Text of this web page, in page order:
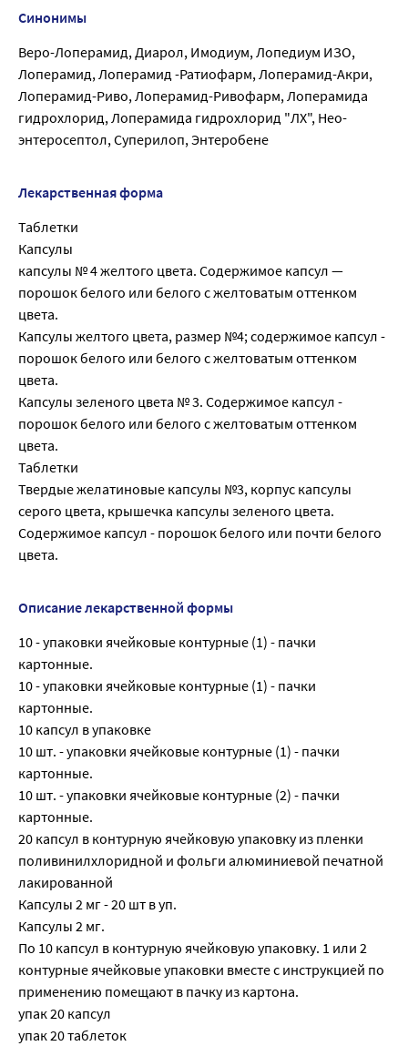
Синонимы
Веро-Лоперамид, Диарол, Имодиум, Лопедиум ИЗО,
Лоперамид, Лоперамид -Ратиофарм, Лоперамид-Акри,
Лоперамид-Риво, Лоперамид-Ривофарм, Лоперамида
гидрохлорид, Лоперамида гидрохлорид "ЛХ", Нео-
энтеросептол, Суперилоп, Энтеробене
Лекарственная форма
Таблетки
Капсулы
капсулы № 4 желтого цвета. Содержимое капсул —
порошок белого или белого с желтоватым оттенком
цвета.
Капсулы желтого цвета, размер №4; содержимое капсул -
порошок белого или белого с желтоватым оттенком
цвета.
Капсулы зеленого цвета № 3. Содержимое капсул -
порошок белого или белого с желтоватым оттенком
цвета.
Таблетки
Твердые желатиновые капсулы №3, корпус капсулы
серого цвета, крышечка капсулы зеленого цвета.
Содержимое капсул - порошок белого или почти белого
цвета.
Описание лекарственной формы
10 - упаковки ячейковые контурные (1) - пачки
картонные.
10 - упаковки ячейковые контурные (1) - пачки
картонные.
10 капсул в упаковке
10 шт. - упаковки ячейковые контурные (1) - пачки
картонные.
10 шт. - упаковки ячейковые контурные (2) - пачки
картонные.
20 капсул в контурную ячейковую упаковку из пленки
поливинилхлоридной и фольги алюминиевой печатной
лакированной
Капсулы 2 мг - 20 шт в уп.
Капсулы 2 мг.
По 10 капсул в контурную ячейковую упаковку. 1 или 2
контурные ячейковые упаковки вместе с инструкцией по
применению помещают в пачку из картона.
упак 20 капсул
упак 20 таблеток